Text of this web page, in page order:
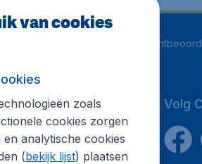
sites Volg
van cookies
zoals
cookies zorgen
analytische cookies
(bekijk lijst) plaatsen